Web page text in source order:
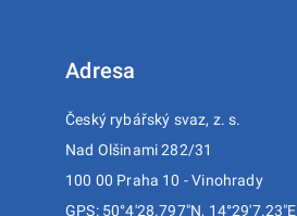
Adresa
Český rybářský svaz, z. s.
Nad Olšinami 282/31
100 00 Praha 10 - Vinohrady
GPS: 50°4'28.797"N, 14°29'7.23"E